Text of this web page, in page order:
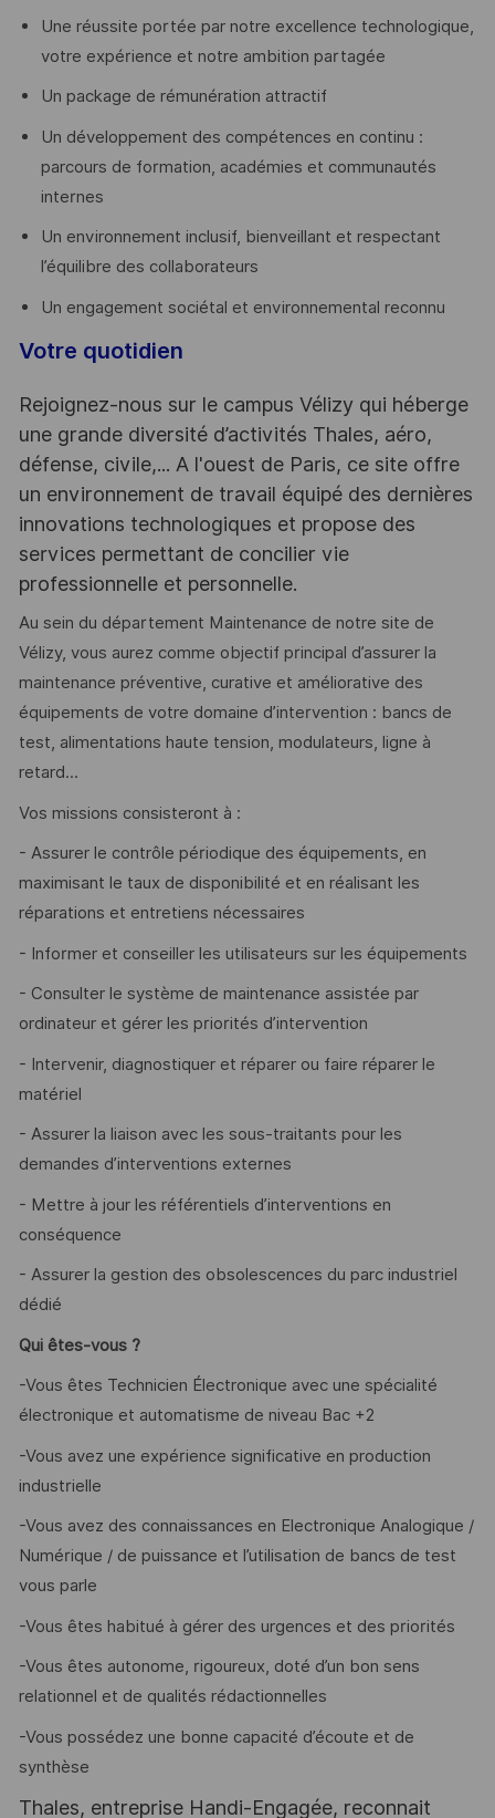
Une réussite portée par notre excellence technologique,
votre expérience et notre ambition partagée
Un package de rémunération attractif
Un développement des compétences en continu :
parcours de formation, académies et communautés
internes
Un environnement inclusif, bienveillant et respectant
l’équilibre des collaborateurs
Un engagement sociétal et environnemental reconnu
Votre quotidien
Rejoignez-nous sur le campus Vélizy qui héberge
une grande diversité d’activités Thales, aéro,
défense, civile,... A l'ouest de Paris, ce site offre
un environnement de travail équipé des dernières
innovations technologiques et propose des
services permettant de concilier vie
professionnelle et personnelle.
Au sein du département Maintenance de notre site de
Vélizy, vous aurez comme objectif principal d’assurer la
maintenance préventive, curative et améliorative des
équipements de votre domaine d’intervention : bancs de
test, alimentations haute tension, modulateurs, ligne à
retard...
Vos missions consisteront à :
- Assurer le contrôle périodique des équipements, en
maximisant le taux de disponibilité et en réalisant les
réparations et entretiens nécessaires
- Informer et conseiller les utilisateurs sur les équipements
- Consulter le système de maintenance assistée par
ordinateur et gérer les priorités d’intervention
- Intervenir, diagnostiquer et réparer ou faire réparer le
matériel
- Assurer la liaison avec les sous-traitants pour les
demandes d’interventions externes
- Mettre à jour les référentiels d’interventions en
conséquence
- Assurer la gestion des obsolescences du parc industriel
dédié
Qui êtes-vous ?
-Vous êtes Technicien Électronique avec une spécialité
électronique et automatisme de niveau Bac +2
-Vous avez une expérience significative en production
industrielle
-Vous avez des connaissances en Electronique Analogique /
Numérique / de puissance et l’utilisation de bancs de test
vous parle
-Vous êtes habitué à gérer des urgences et des priorités
-Vous êtes autonome, rigoureux, doté d’un bon sens
relationnel et de qualités rédactionnelles
-Vous possédez une bonne capacité d’écoute et de
synthèse
Thales, entreprise Handi-Engagée, reconnait